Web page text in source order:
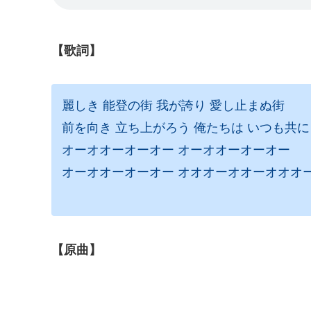
【歌詞】
麗しき 能登の街 我が誇り 愛し止まぬ街
前を向き 立ち上がろう 俺たちは いつも共
オーオオーオーオー オーオオーオーオー
オーオオーオーオー オオオーオオーオオオ
【原曲】